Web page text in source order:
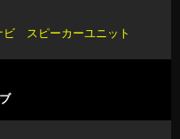
スピーカーユニット